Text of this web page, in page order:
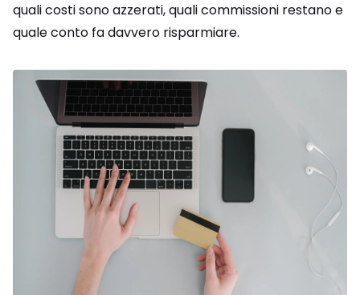
quali costi sono azzerati, quali commissioni restano e
quale conto fa davvero risparmiare.